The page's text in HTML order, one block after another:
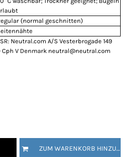
(normal geschnitten)
Neutral.com A/S Vesterbrogade 149
V Denmark neutral@neutral.com
ZUM WARENKORB HINZUFÜGEN